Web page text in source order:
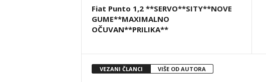
Fiat Punto 1,2 **SERVO**SITY**NOVE
GUME**MAXIMALNO
OČUVAN**PRILIKA**
VEZANI ČLANCI VIŠE OD AUTORA